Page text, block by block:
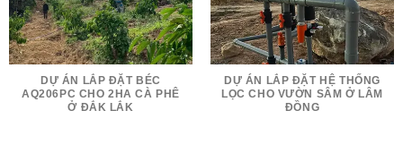
DỰ ÁN LẮP ĐẶT BÉC
AQ206PC CHO 2HA CÀ PHÊ
Ở ĐẮK LẮK
DỰ ÁN LẮP ĐẶT HỆ THỐNG
LỌC CHO VƯỜN SÂM Ở LÂM
ĐỒNG